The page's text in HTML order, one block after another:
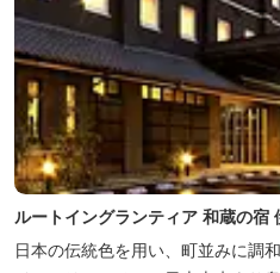
ルートイングランティア 和蔵の宿
日本の伝統色を用い、町並みに調